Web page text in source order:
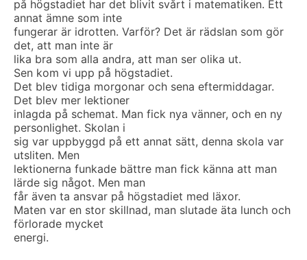
på högstadiet har det blivit svårt i matematiken. Ett
annat ämne som inte
fungerar är idrotten. Varför? Det är rädslan som gör
det, att man inte är
lika bra som alla andra, att man ser olika ut.
Sen kom vi upp på högstadiet.
Det blev tidiga morgonar och sena eftermiddagar.
Det blev mer lektioner
inlagda på schemat. Man fick nya vänner, och en ny
personlighet. Skolan i
sig var uppbyggd på ett annat sätt, denna skola var
utsliten. Men
lektionerna funkade bättre man fick känna att man
lärde sig något. Men man
får även ta ansvar på högstadiet med läxor.
Maten var en stor skillnad, man slutade äta lunch och
förlorade mycket
energi.